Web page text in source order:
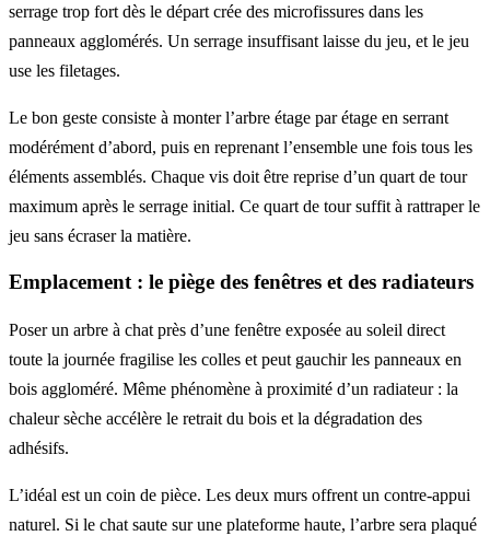
serrage trop fort dès le départ crée des microfissures dans les
panneaux agglomérés. Un serrage insuffisant laisse du jeu, et le jeu
use les filetages.
Le bon geste consiste à monter l’arbre étage par étage en serrant
modérément d’abord, puis en reprenant l’ensemble une fois tous les
éléments assemblés. Chaque vis doit être reprise d’un quart de tour
maximum après le serrage initial. Ce quart de tour suffit à rattraper le
jeu sans écraser la matière.
Emplacement : le piège des fenêtres et des radiateurs
Poser un arbre à chat près d’une fenêtre exposée au soleil direct
toute la journée fragilise les colles et peut gauchir les panneaux en
bois aggloméré. Même phénomène à proximité d’un radiateur : la
chaleur sèche accélère le retrait du bois et la dégradation des
adhésifs.
L’idéal est un coin de pièce. Les deux murs offrent un contre-appui
naturel. Si le chat saute sur une plateforme haute, l’arbre sera plaqué